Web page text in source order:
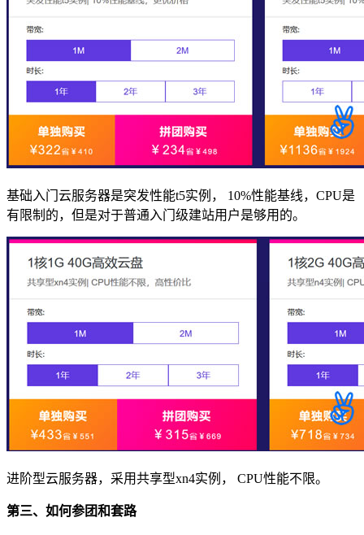
基础入门云服务器是突发性能t5实例， 10%性能基线，CPU是
有限制的，但是对于普通入门级建站用户是够用的。
进阶型云服务器，采用共享型xn4实例， CPU性能不限。
第三、如何参团和套路